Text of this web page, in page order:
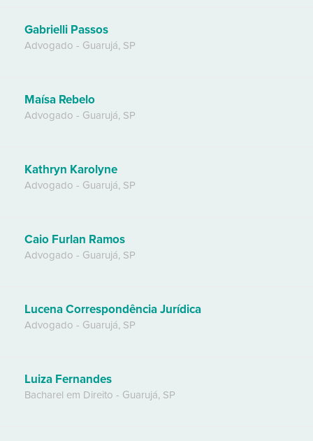
Gabrielli Passos
Advogado - Guarujá, SP
Maísa Rebelo
Advogado - Guarujá, SP
Kathryn Karolyne
Advogado - Guarujá, SP
Caio Furlan Ramos
Advogado - Guarujá, SP
Lucena Correspondência Jurídica
Advogado - Guarujá, SP
Luiza Fernandes
Bacharel em Direito - Guarujá, SP